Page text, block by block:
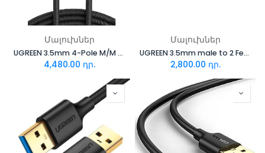
Մալուխներ
UGREEN 3.5mm 4-Pole M/M Audio Cable Alu Case 3m 20785
4,480.00 դր.
Մալուխներ
UGREEN 3.5mm male to 2 Female Audio Cable Aluminum Case 30619
2,800.00 դր.